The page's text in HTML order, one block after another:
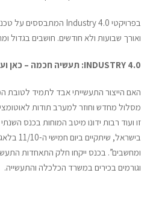
ואורך שבועות ולא חודשים. חושבים בגדול
INDUSTRY 4.0: תעשיה חכמה – כאן
האם הייצור התעשייתי אבד לתמיד לטובת
מסלול מחדש וחוזר למערב תודות
זו ועוד רבות ידונו מיטב המוחות בכנס
בישראל,
ומחשבים”. בכנס ייקחו חלק התאחדות
וגורמים בכירים במשרד הכלכלה והתעשייה.